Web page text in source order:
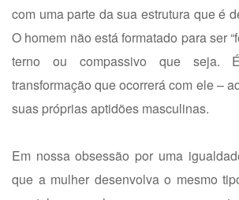
com uma parte da sua estrutura que é
O homem não está formatado para ser
terno ou compassivo que seja.
transformação que ocorrerá com ele –
suas próprias aptidões masculinas.
Em nossa obsessão por uma
que a mulher desenvolva o mesmo